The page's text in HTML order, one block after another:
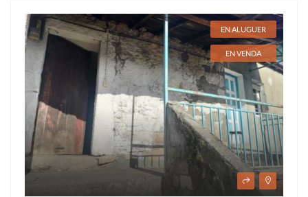
EN ALUGUER
EN VENDA